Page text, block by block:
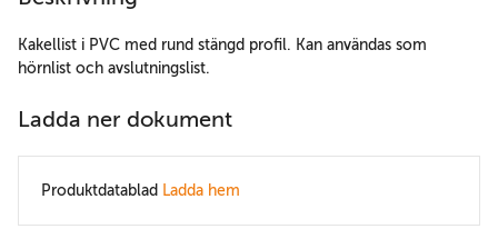
Kakellist i PVC med rund stängd profil. Kan användas som
hörnlist och avslutningslist.
Ladda ner dokument
Produktdatablad Ladda hem